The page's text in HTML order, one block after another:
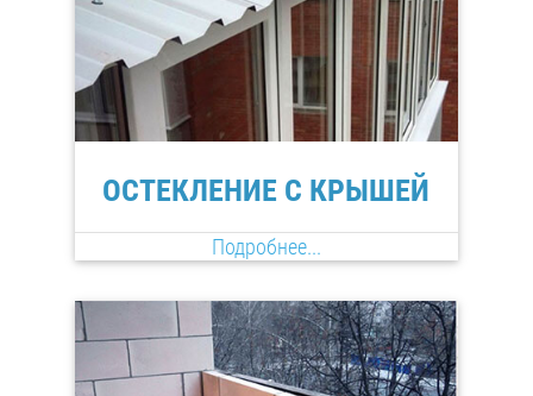
ОСТЕКЛЕНИЕ С КРЫШЕЙ
Подробнее...